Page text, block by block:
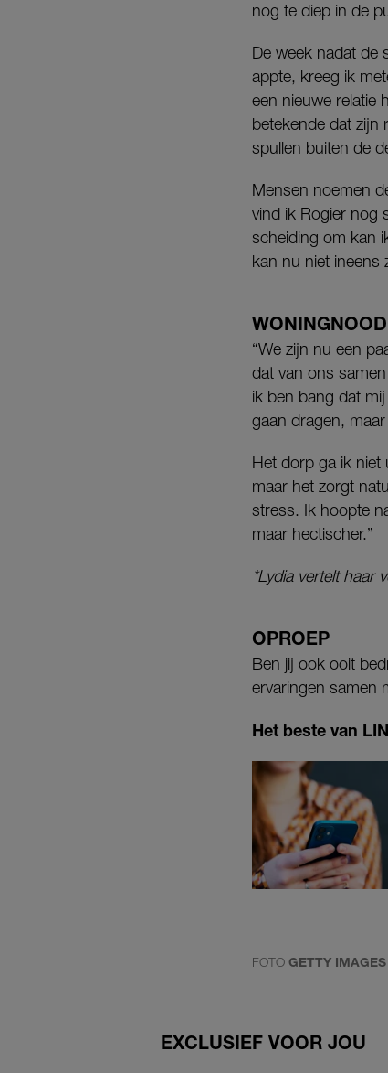
nog te diep in de
De week nadat de
appte, kreeg ik
een nieuwe relatie
betekende dat zijn
spullen buiten de
Mensen noemen
vind ik Rogier nog
scheiding om kan
kan nu niet ineens
WONINGNOOD
“We zijn nu een
dat van ons
ik ben bang dat
gaan dragen,
Het dorp ga ik niet
maar het zorgt
stress. Ik hoopte
maar hectischer.”
*Lydia vertelt haar
OPROEP
Ben jij ook ooit
ervaringen samen
Het beste van
FOTO GETTY IMAGES
EXCLUSIEF VOOR JOU